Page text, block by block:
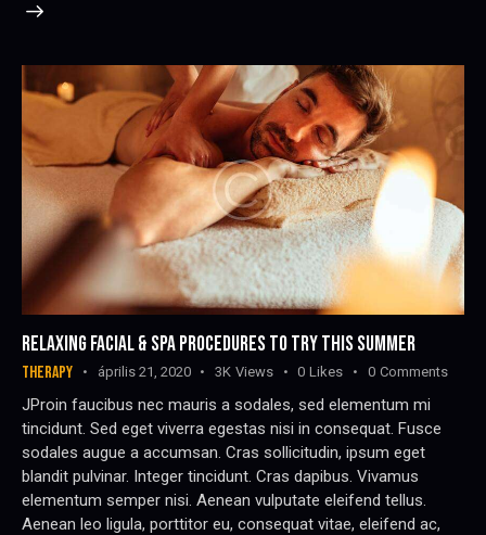
RELAXING FACIAL & SPA PROCEDURES TO TRY THIS SUMMER
THERAPY április 21, 2020 3K Views 0 Likes 0 Comments
JProin faucibus nec mauris a sodales, sed elementum mi
tincidunt. Sed eget viverra egestas nisi in consequat. Fusce
sodales augue a accumsan. Cras sollicitudin, ipsum eget
blandit pulvinar. Integer tincidunt. Cras dapibus. Vivamus
elementum semper nisi. Aenean vulputate eleifend tellus.
Aenean leo ligula, porttitor eu, consequat vitae, eleifend ac,